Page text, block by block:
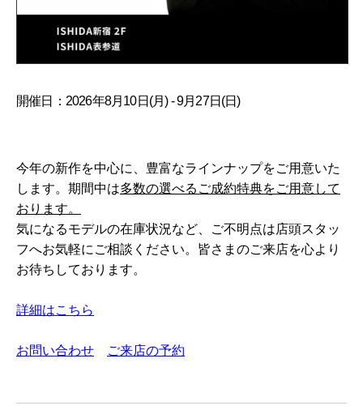
開催日：2026年8月10日(月) - 9月27日(日)
今年の新作を中心に、豊富なラインナップをご用意いた
します。期間中は多数の選べるご成約特典をご用意して
おります。
気になるモデルの在庫状況など、ご不明点は店頭スタッ
フへお気軽にご相談ください。皆さまのご来店を心より
お待ちしております。
詳細はこちら
お問い合わせ ご来店の予約